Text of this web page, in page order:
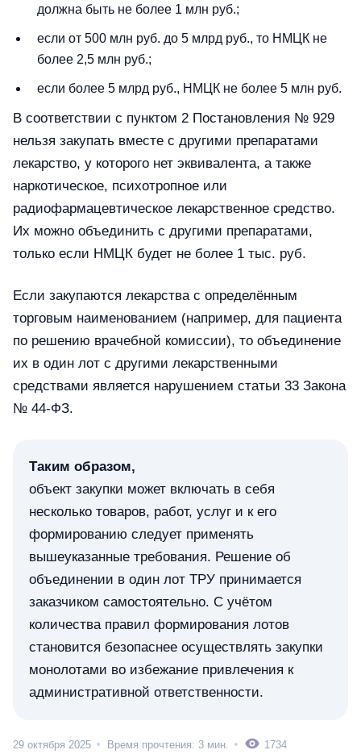
должна быть не более 1 млн руб.;
если от 500 млн руб. до 5 млрд руб., то НМЦК не
более 2,5 млн руб.;
если более 5 млрд руб., НМЦК не более 5 млн руб.
В соответствии с пунктом 2 Постановления № 929
нельзя закупать вместе с другими препаратами
лекарство, у которого нет эквивалента, а также
наркотическое, психотропное или
радиофармацевтическое лекарственное средство.
Их можно объединить с другими препаратами,
только если НМЦК будет не более 1 тыс. руб.
Если закупаются лекарства с определённым
торговым наименованием (например, для пациента
по решению врачебной комиссии), то объединение
их в один лот с другими лекарственными
средствами является нарушением статьи 33 Закона
№ 44-ФЗ.
Таким образом,
объект закупки может включать в себя
несколько товаров, работ, услуг и к его
формированию следует применять
вышеуказанные требования. Решение об
объединении в один лот ТРУ принимается
заказчиком самостоятельно. С учётом
количества правил формирования лотов
становится безопаснее осуществлять закупки
монолотами во избежание привлечения к
административной ответственности.
29 октября 2025 Время прочтения: 3 мин. 1734